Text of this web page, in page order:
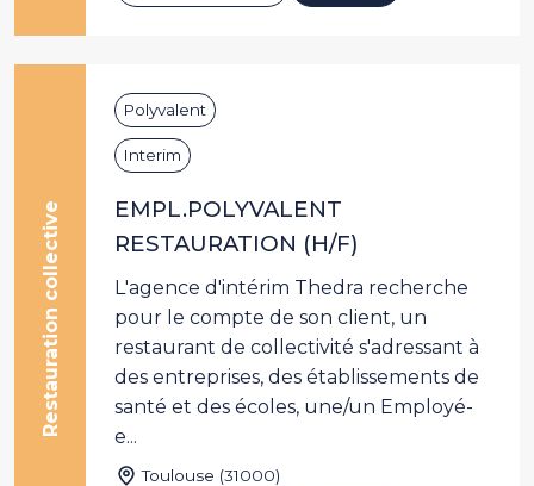
Restauration collective
Polyvalent
Interim
EMPL.POLYVALENT
RESTAURATION (H/F)
L'agence d'intérim Thedra recherche
pour le compte de son client, un
restaurant de collectivité s'adressant à
des entreprises, des établissements de
santé et des écoles, une/un Employé-
e...
Toulouse (31000)